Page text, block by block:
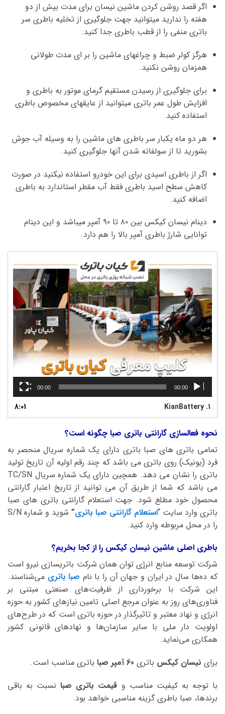
اگر قصد روشن کردن ماشین نیسان برای مدت بیش از دو
هفته را ندارید میتوانید جهت جلوگیری از تخلیه باطری سر
باتری منفی را از قطب باطری جدا کنید.
هرگز کولر ضبط و چراغهای ماشین را بر ای مدت طولانی
همزمان روشن نکنید.
برای جلوگیری از رسیدن مستقیم گرمای موتور به باطری و
افزایش طول عمر باتری میتوانید از عایقهای مخصوص باطری
استفاده کنید.
هر دو ماه یکبار سر باطری های ماشین را به وسیله آب جوش
بشورید تا از سولفاته شدن آنها جلوگیری کنید.
اگر از باطری اسیدی برای این خودرو استفاده نیکنید در صورت
کاهش سطح اسید باطری فقط آب مقطر استاندارد به باطری
اضافه کنید.
دینام نیسان کیکس بین ۸۰ تا ۹۰ آمپر میباشد و این دینام
توانایی شارژ باطری آمپر بالا را هم دارد.
نمایشگر
ویدیو
00:00
00:00
1.
KianBattery
8:01
نحوه فعالسازی گارانتی باتری صبا چگونه است؟
تمامی باتری های صبا باتری دارای یک شماره سریال منحصر به
فرد (یونیک) روی باتری می باشد که چند رقم اولیه آن تاریخ تولید
باتری را نشان می دهد. همچین دارای یک شماره سریال TC/SN
می باشد که شما از طریق آن می توانید از تاریخ اعتبار گارانتی
محصول خود مطلع شود. جهت استعلام گارانتی باتری های صبا
باتری وارد سایت “استعلام گارانتی صبا باتری”
شوید و شماره S/N
را در محل مربوطه وارد کنید.
باطری اصلی ماشین نیسان کیکس را از کجا بخریم؟
شرکت توسعه منابع انرژی توان همان شرکت باتریسازی نیرو است
که ده‌ها سال در ایران و جهان آن را با نام صبا باتری می‌شناسند.
این شرکت با برخورداری از ظرفیت‌های صنعتی مبتنی بر
فناوری‌های روز به عنوان مرجع اصلی تامین نیازهای کشور به حوزه
انرژی و نهاد معتبر و تاثیرگذار در حوزه باتری است که در طرح‌های
اولویت دار ملی با سایر سازمان‌ها و نهادهای قانونی کشور
همکاری می‌نماید.
برای نیسان کیکس باتری
باتری مناسب است.
با توجه به کیفیت مناسب و قیمت باتری صبانسبت به باقی
برندها، صبا باطری گزینه مناسبی خواهد بود.